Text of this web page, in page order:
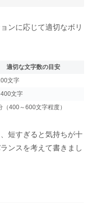
ンに応じて適切なボリ
適切な文字数の目安
文字
文字
（400～600文字程度）
短すぎると気持ちが十
ンスを考えて書きまし